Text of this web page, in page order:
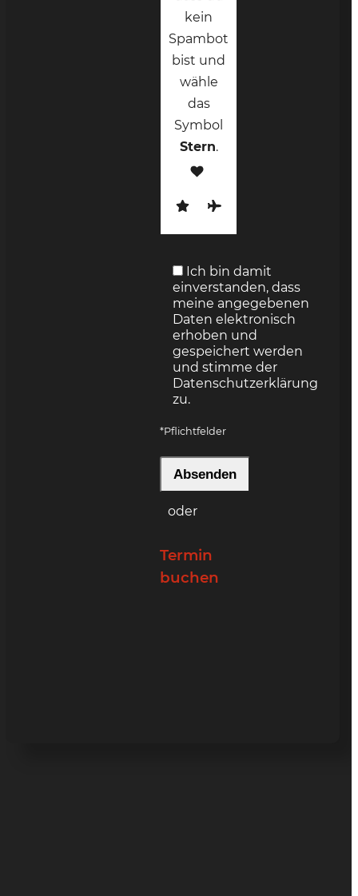
kein
Spambot
bist und
wähle
das
Symbol
Stern.
Ich bin damit
einverstanden, dass
meine angegebenen
Daten elektronisch
erhoben und
gespeichert werden
und stimme der
Datenschutzerklärung
zu.
*Pflichtfelder
Bitte lasse dieses Feld leer.
Bitte lasse dieses Feld leer.
Bitte lasse dieses Feld leer.
oder
Termin
buchen